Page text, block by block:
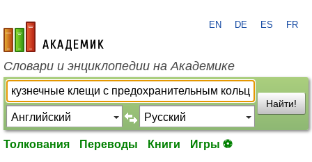
academic.ru
EN DE ES FR
Словари и энциклопедии на Академике
Найти!
Толкования Переводы Книги Игры ⚽